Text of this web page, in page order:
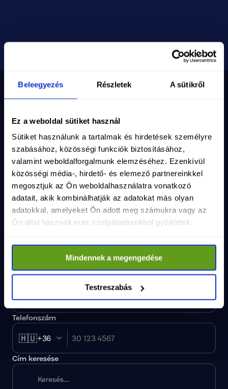
Beleegyezés Részletek A sütikről
Ez a weboldal sütiket használ
Sütiket használunk a tartalmak és hirdetések személyre
szabásához, közösségi funkciók biztosításához,
valamint weboldalforgalmunk elemzéséhez. Ezenkívül
közösségi média-, hirdető- és elemező partnereinkkel
megosztjuk az Ön weboldalhasználatra vonatkozó
adatait, akik kombinálhatják az adatokat más olyan
adatokkal, amelyeket Ön adott meg számukra vagy az
Ön által használt más szolgáltatásokból gyűjtöttek.
Mindennek a megengedése
Testreszabás
Adószám19286639-2-10
Emailinfo@magyartisza.hu
Csatlakozz a TISZA Közösséghez!
Maradjunk kapcsolatban, iratkozz fel a hírlevelünkre!
Vezetéknév*
E-mail cím*
Telefonszám
🇭🇺+36
Cím keresése